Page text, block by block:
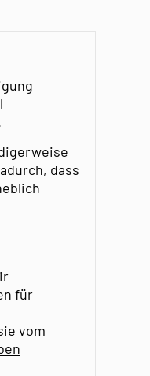
dass
für
vom